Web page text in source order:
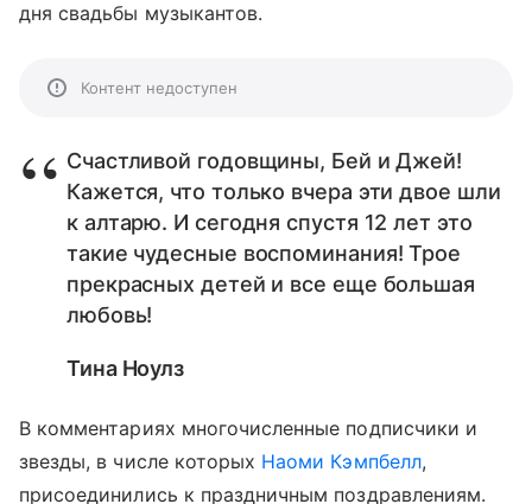
дня свадьбы музыкантов.
Контент недоступен
Счастливой годовщины, Бей и Джей!
Кажется, что только вчера эти двое шли
к алтарю. И сегодня спустя 12 лет это
такие чудесные воспоминания! Трое
прекрасных детей и все еще большая
любовь!
Тина Ноулз
В комментариях многочисленные подписчики и
звезды, в числе которых Наоми Кэмпбелл,
присоединились к праздничным поздравлениям.